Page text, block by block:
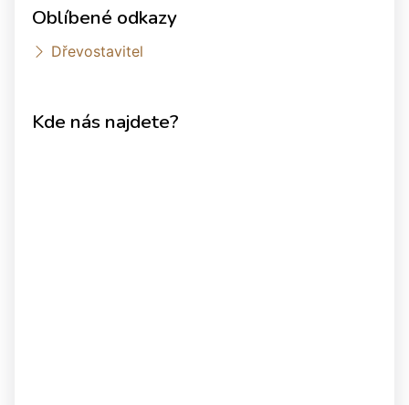
Oblíbené odkazy
Dřevostavitel
Kde nás najdete?